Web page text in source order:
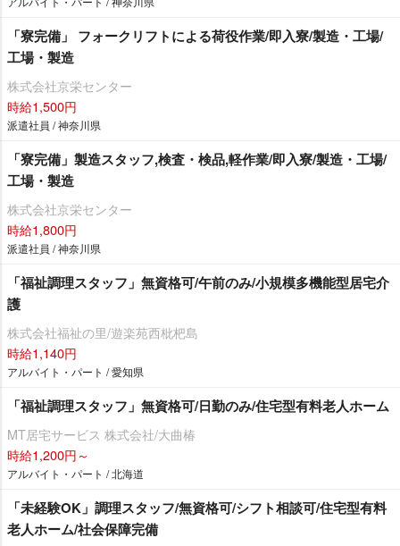
「寮完備」 フォークリフトによる荷役作業/即入寮/製造・工場/
工場・製造
株式会社京栄センター
時給1,500円
派遣社員 / 神奈川県
「寮完備」製造スタッフ,検査・検品,軽作業/即入寮/製造・工場/
工場・製造
株式会社京栄センター
時給1,800円
派遣社員 / 神奈川県
「福祉調理スタッフ」無資格可/午前のみ/小規模多機能型居宅介
護
株式会社福祉の里/遊楽苑西枇杷島
時給1,140円
アルバイト・パート / 愛知県
「福祉調理スタッフ」無資格可/日勤のみ/住宅型有料老人ホーム
MT居宅サービス 株式会社/大曲椿
時給1,200円～
アルバイト・パート / 北海道
「未経験OK」調理スタッフ/無資格可/シフト相談可/住宅型有料
老人ホーム/社会保障完備